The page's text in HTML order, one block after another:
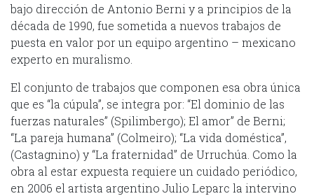
bajo dirección de Antonio Berni y a principios de la
década de 1990, fue sometida a nuevos trabajos de
puesta en valor por un equipo argentino – mexicano
experto en muralismo.
El conjunto de trabajos que componen esa obra única
que es “la cúpula”, se integra por: “El dominio de las
fuerzas naturales” (Spilimbergo); El amor” de Berni;
“La pareja humana” (Colmeiro); “La vida doméstica”,
(Castagnino) y “La fraternidad” de Urruchúa. Como la
obra al estar expuesta requiere un cuidado periódico,
en 2006 el artista argentino Julio Leparc la intervino